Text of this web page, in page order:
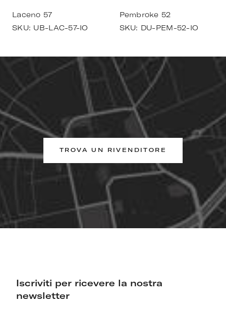
Laceno 57
SKU: UB-LAC-57-IO
Pembroke 52
SKU: DU-PEM-52-IO
TROVA UN RIVENDITORE
Iscriviti per ricevere la nostra
newsletter